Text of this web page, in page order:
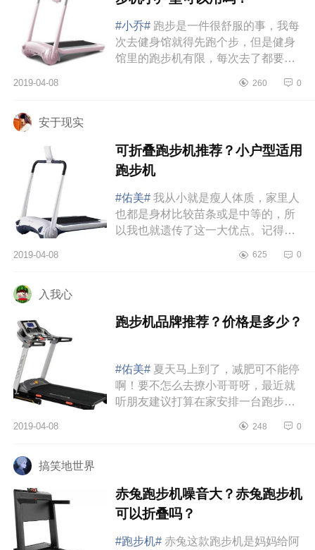
#小乔# 跑步是一件很舒服的事，我每
次去健身馆就得先跑个步，但是健身
馆里的跑步机有限，每次去了都要排
决心自己买一台回家跑。跑步机...
2019-04-08 260 0
安于现实
可折叠跑步机推荐？小户型适用
跑步机
#佑美# 我从小就是瘦人体质，家里人
也都是身材比较苗条或是中等的，所
以我也就遗传了这一大优点。记得上
大一的时候84斤，这个时候体重...
2019-04-08 625 0
入我心
跑步机品牌推荐？价格是多少？
#佑美# 夏天马上到了，减肥可不能停
啊！要不怎么去撩小哥哥呀，最近就
听朋友建议打算在家安排一台跑步
也没理由偷懒了，就算以后真的不...
2019-04-08 248 0
搞笑地世界
赤兔跑步机噪音大？赤兔跑步机
可以折叠吗？
#跑步机# 赤兔这款跑步机是妈妈给阿